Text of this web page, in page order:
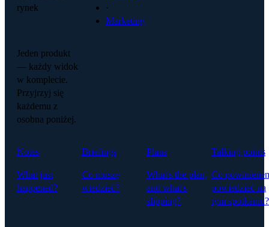
rynek
·
Marketing
Jeden produkt
— każdy widok
w komplecie.
Przyjrzyj się
każdemu z
osobna poniżej.
Notes
What just
happened?
Briefings
Co muszę
wiedzieć?
Plans
What's the plan,
and what's
slipping?
Talking points
Co
powiedzieć na
tym spotkaniu?